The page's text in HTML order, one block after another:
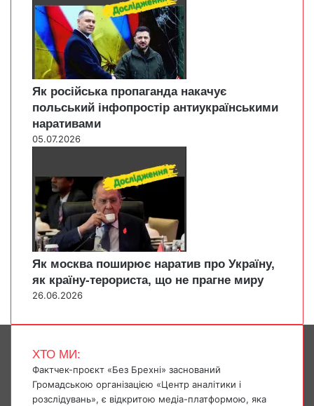
Як російська пропаганда накачує
польський інфопростір антиукраїнськими
наративами
05.07.2026
Як москва поширює наратив про Україну,
як країну-терориста, що не прагне миру
26.06.2026
ХТО МИ:
Фактчек-проєкт «Без Брехні» заснований
Громадською організацією «Центр аналітики і
розслідувань», є відкритою медіа-платформою, яка